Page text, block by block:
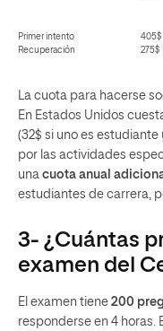
Primer intento 405$
Recuperación
275$
La cuota para hacerse
En Estados Unidos
(32$ si uno es estudiante
por las actividades
una cuota anual
estudiantes de carrera,
3- ¿Cuántas
examen del
El examen tiene 200
responderse en 4 horas.